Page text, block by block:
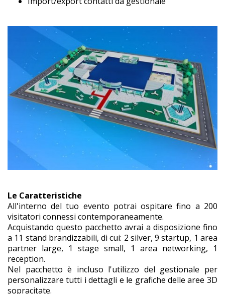
Le Caratteristiche
All'interno del tuo evento potrai ospitare fino a 200
visitatori connessi contemporaneamente.
Acquistando questo pacchetto avrai a disposizione fino
a 11 stand brandizzabili, di cui: 2 silver, 9 startup, 1 area
partner large, 1 stage small, 1 area networking, 1
reception.
Nel pacchetto è incluso l'utilizzo del gestionale per
personalizzare tutti i dettagli e le grafiche delle aree 3D
sopracitate.